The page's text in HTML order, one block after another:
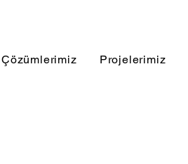
Çözümlerimiz Projelerimiz